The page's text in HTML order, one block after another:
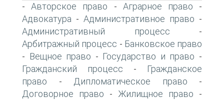
-Авторское право - Аграрное право -
Адвокатура - Административное право -
Административный процесс -
Арбитражный процесс - Банковское право
- Вещное право - Государство и право -
Гражданский процесс -
Гражданское
право - Дипломатическое право -
Договорное право - Жилищное право -